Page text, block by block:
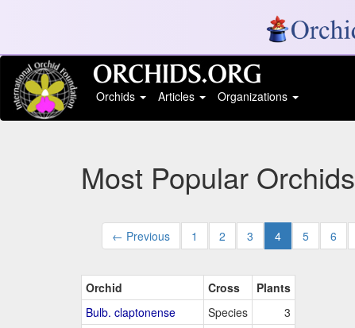
Orchids
Articles Organizations
Most Popular Orchids
← Previous 1 2 3 4 5 6
Orchid Cross
Plants
Bulb. claptonense
Species
3